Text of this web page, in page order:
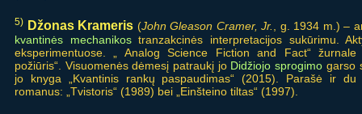
5) Džonas Krameris (John Gleason Cramer, Jr.
, g. 1934 m.) –
kvantinės mechanikostranzakcinės interpretacijos sukūrimu.
eksperimentuose. „ Analog Science Fiction and Fact“
požiūris“. Visuomenės dėmesį patraukį jo Didžiojo sprogimo garso
jo knyga „Kvantinis rankų paspaudimas“ (2015). Parašė ir du
romanus: „Tvistoris“ (1989) bei „Einšteino tiltas“ (1997).